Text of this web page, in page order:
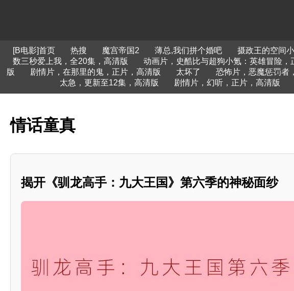
[B电影]首页 热搜 魔宫帝国2 薄总,我们拼个婚吧 摄政王的空间
数三秒爱上我，全20集，高清版
动画片，史酷比与超狗小氪：英雄冒险，
版
剧情片，在那里的鬼，正片，高清版 太坏了 恐怖片，恶魔惩罚者
太急，更新至12集，高清版
剧情片，幻听，正片，高清版
情话童真
揭开《驯龙高手：九大王国》第六季的神秘面纱